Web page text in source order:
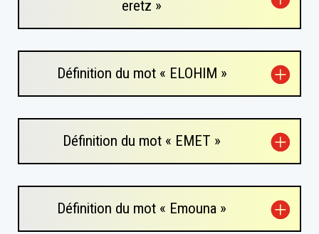
eretz »
Définition du mot « ELOHIM »
Définition du mot « EMET »
Définition du mot « Emouna »